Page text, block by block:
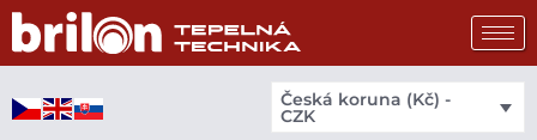
Přeskočit
obsah
Česká koruna (Kč) -
CZK